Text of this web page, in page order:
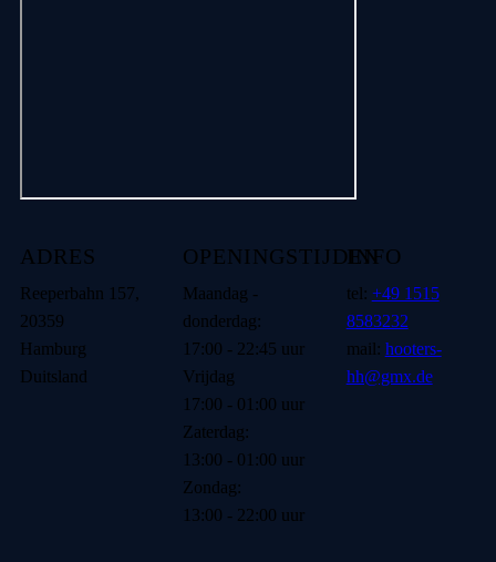
ADRES
Reeperbahn 157,
20359
Hamburg
Duitsland
OPENINGSTIJDEN
Maandag -
donderdag:
17:00 - 22:45 uur
Vrijdag
17:00 - 01:00 uur
Zaterdag:
13:00 - 01:00 uur
Zondag:
13:00 - 22:00 uur
INFO
tel: +49 1515
8583232
mail: hooters-
hh@gmx.de